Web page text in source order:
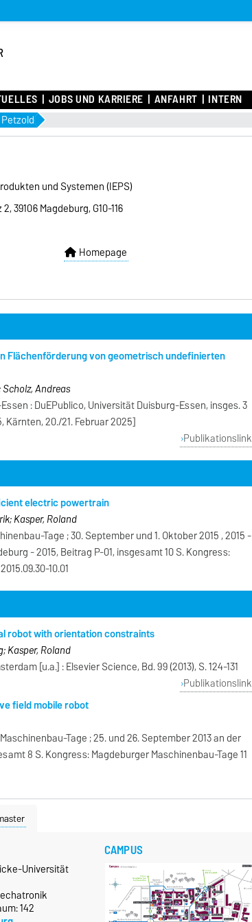
JOBS UND KARRIERE ANFAHRT INTERN
Petzold
und Systemen (IEPS)
39106 Magdeburg, G10-116
Homepage
Flächenförderung von geometrisch undefinierten
Andreas
: DuEPublico, Universität Duisburg-Essen, insges. 3
Kärnten, 20./21. Februar 2025]
Publikationslink
electric powertrain
Kasper, Roland
Tage ; 30. September und 1. Oktober 2015 , 2015 -
- 2015, Beitrag P-01, insgesamt 10 S. Kongress:
10.01
robot with orientation constraints
Kasper, Roland
[u.a.] : Elsevier Science, Bd. 99 (2013), S. 124-131
Publikationslink
field mobile robot
Tage ; 25. und 26. September 2013 an der
8 S. Kongress: Magdeburger Maschinenbau-Tage 11
Universität
142
CAMPUS